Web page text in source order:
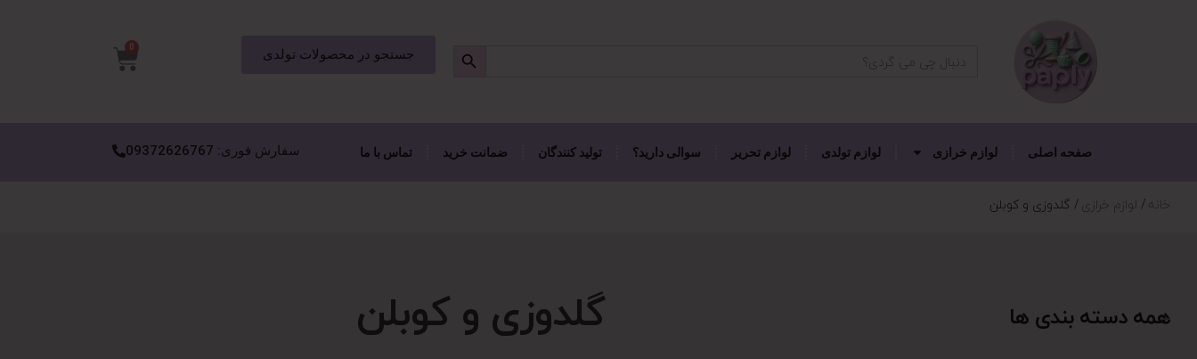
جستجو در محصولات تولدی 0
صفحه اصلی لوازم خرازی لوازم تولدی لوازم تحریر سوالی دارید؟ تولید کنندگان ضمانت خرید تماس با ما سفارش فوری: 09372626767
خانه لوازم خرازی گلدوزی و کوبلن
گلدوزی و کوبلن همه دسته بندی ها